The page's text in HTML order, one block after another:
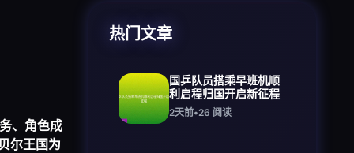
、角色成
尔王国为
热门文章
国乒队员搭乘早班机顺
利启程归国开启新征程
2天前•26 阅读